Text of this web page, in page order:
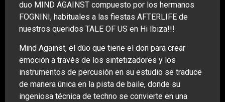
duo MIND AGAINST compuesto por los hermanos
FOGNINI, habituales a las fiestas AFTERLIFE de
nuestros queridos TALE OF US en Hi Ibiza!!!
Mind Against, el dúo que tiene el don para crear
emoción a través de los sintetizadores y los
instrumentos de percusión en su estudio se traduce
de manera única en la pista de baile, donde su
ingeniosa técnica de techno se convierte en una